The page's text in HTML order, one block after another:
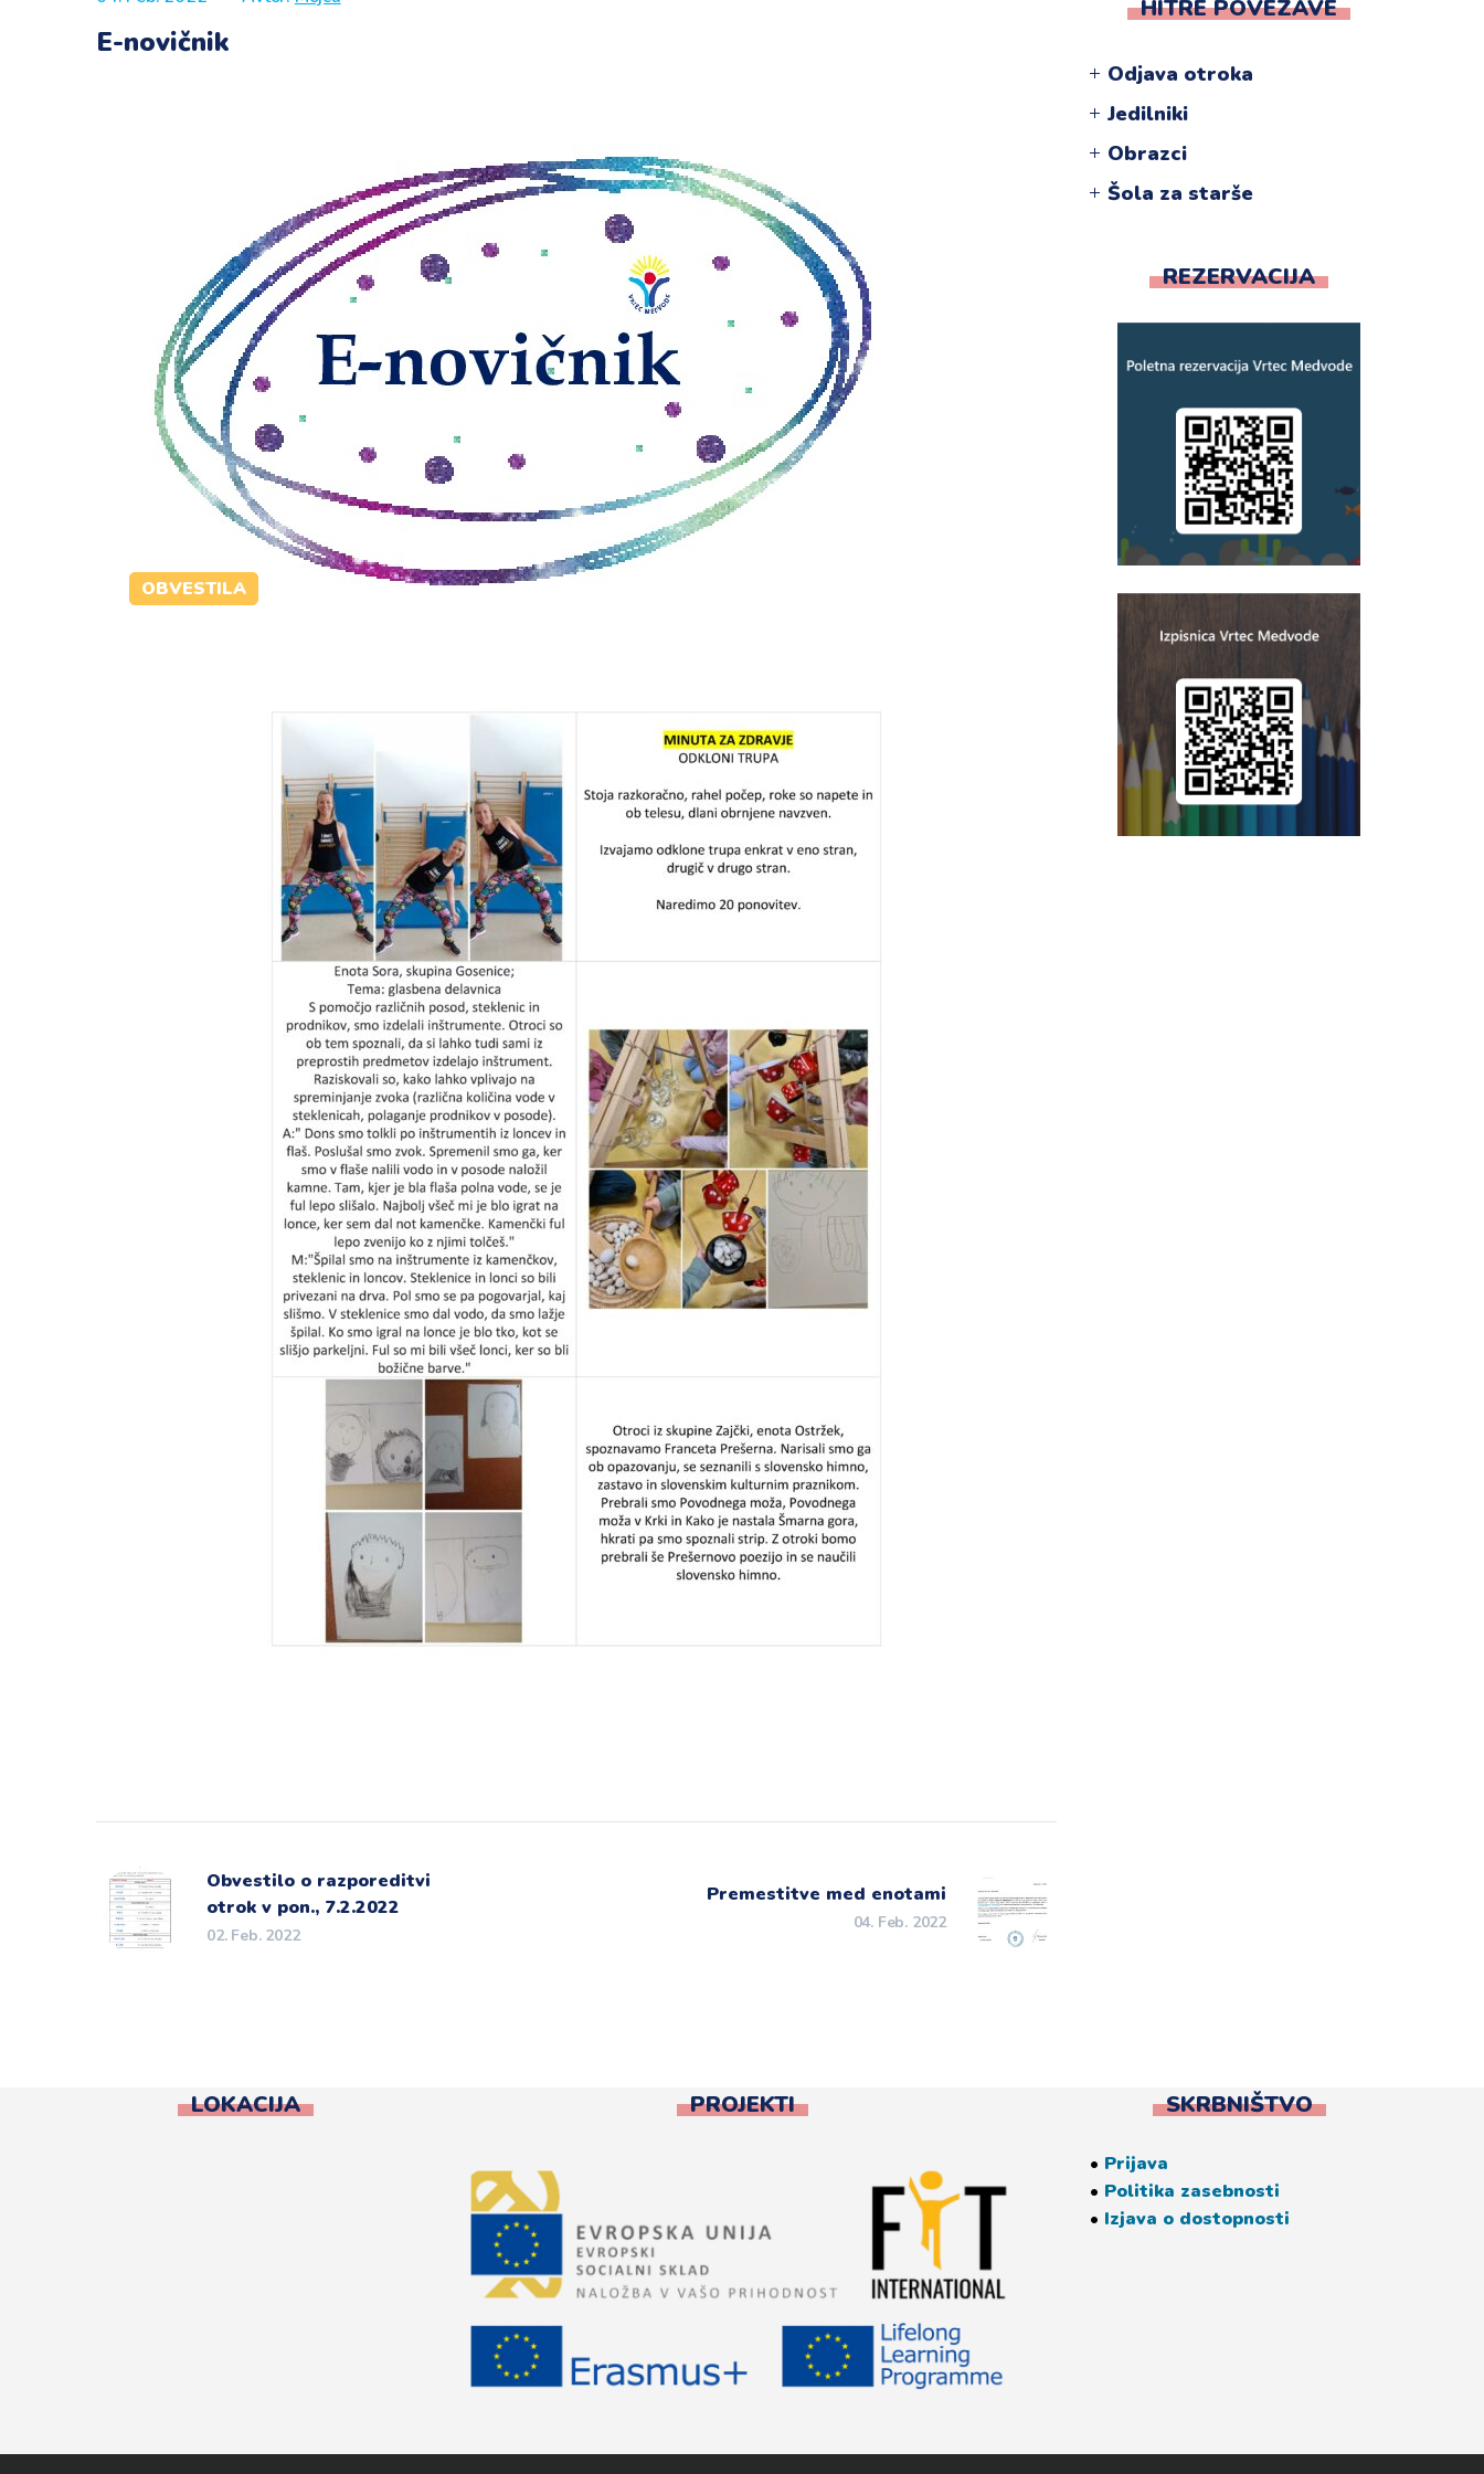
E-novičnik
OBVESTILA
Obvestilo o razporeditvi
otrok v pon., 7.2.2022
02. Feb. 2022
Premestitve med enotami
04. Feb. 2022
HITRE POVEZAVE
Odjava otroka
Jedilniki
Obrazci
Šola za starše
REZERVACIJA
LOKACIJA PROJEKTI SKRBNIŠTVO
• Prijava
• Politika zasebnosti
• Izjava o dostopnosti